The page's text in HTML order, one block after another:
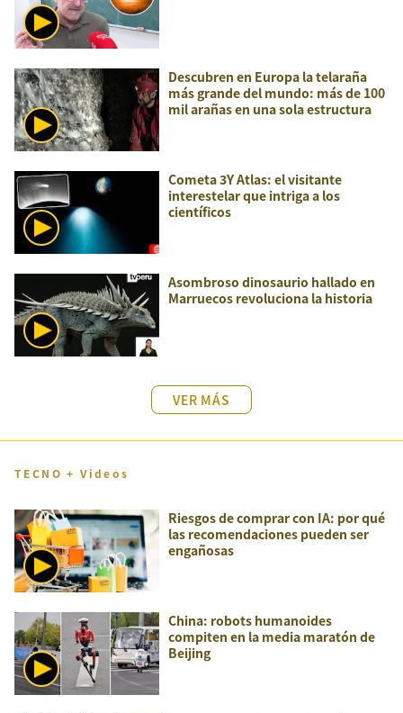
Descubren en Europa la telaraña
más grande del mundo: más de 100
mil arañas en una sola estructura
Cometa 3Y Atlas: el visitante
interestelar que intriga a los
científicos
Asombroso dinosaurio hallado en
Marruecos revoluciona la historia
VER MÁS
TECNO + Videos
Riesgos de comprar con IA: por qué
las recomendaciones pueden ser
engañosas
China: robots humanoides
compiten en la media maratón de
Beijing